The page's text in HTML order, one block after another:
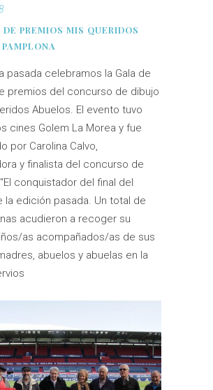
PREMIOS MIS QUERIDOS
pasada celebramos la Gala de
premios del concurso de dibujo
Abuelos. El evento tuvo
cines Golem La Morea y fue
por Carolina Calvo,
y finalista del concurso de
conquistador del final del
la edición pasada. Un total de
acudieron a recoger su
as acompañados/as de sus
abuelos y abuelas en la